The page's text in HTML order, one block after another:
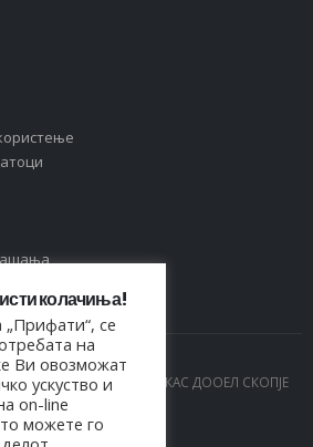
се задржани од МАРКАС ДООЕЛ СКОПЈЕ
колачиња!
се
на
Ви овозможат
ускуство и
on-line
можете го